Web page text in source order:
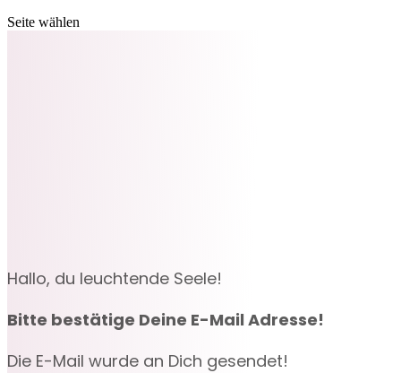
Seite wählen
Hallo, du leuchtende Seele!
Bitte bestätige Deine E-Mail Adresse!
Die E-Mail wurde an Dich gesendet!